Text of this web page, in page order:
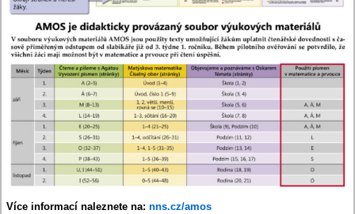
Více informací naleznete na:nns.cz/amos